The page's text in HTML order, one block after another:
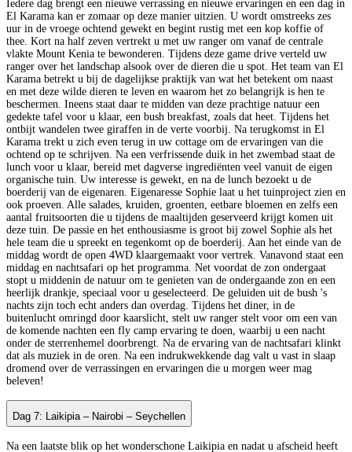
Iedere dag brengt een nieuwe verrassing en nieuwe ervaringen en een dag in
El Karama kan er zomaar op deze manier uitzien. U wordt omstreeks zes
uur in de vroege ochtend gewekt en begint rustig met een kop koffie of
thee. Kort na half zeven vertrekt u met uw ranger om vanaf de centrale
vlakte Mount Kenia te bewonderen. Tijdens deze game drive verteld uw
ranger over het landschap alsook over de dieren die u spot. Het team van El
Karama betrekt u bij de dagelijkse praktijk van wat het betekent om naast
en met deze wilde dieren te leven en waarom het zo belangrijk is hen te
beschermen. Ineens staat daar te midden van deze prachtige natuur een
gedekte tafel voor u klaar, een bush breakfast, zoals dat heet. Tijdens het
ontbijt wandelen twee giraffen in de verte voorbij. Na terugkomst in El
Karama trekt u zich even terug in uw cottage om de ervaringen van die
ochtend op te schrijven. Na een verfrissende duik in het zwembad staat de
lunch voor u klaar, bereid met dagverse ingrediënten veel vanuit de eigen
organische tuin. Uw interesse is gewekt, en na de lunch bezoekt u de
boerderij van de eigenaren. Eigenaresse Sophie laat u het tuinproject zien en
ook proeven. Alle salades, kruiden, groenten, eetbare bloemen en zelfs een
aantal fruitsoorten die u tijdens de maaltijden geserveerd krijgt komen uit
deze tuin. De passie en het enthousiasme is groot bij zowel Sophie als het
hele team die u spreekt en tegenkomt op de boerderij. Aan het einde van de
middag wordt de open 4WD klaargemaakt voor vertrek. Vanavond staat een
middag en nachtsafari op het programma. Net voordat de zon ondergaat
stopt u middenin de natuur om te genieten van de ondergaande zon en een
heerlijk drankje, speciaal voor u geselecteerd. De geluiden uit de bush 's
nachts zijn toch echt anders dan overdag. Tijdens het diner, in de
buitenlucht omringd door kaarslicht, stelt uw ranger stelt voor om een van
de komende nachten een fly camp ervaring te doen, waarbij u een nacht
onder de sterrenhemel doorbrengt. Na de ervaring van de nachtsafari klinkt
dat als muziek in de oren. Na een indrukwekkende dag valt u vast in slaap
dromend over de verrassingen en ervaringen die u morgen weer mag
beleven!
Dag 7: Laikipia – Nairobi – Seychellen
Na een laatste blik op het wonderschone Laikipia en nadat u afscheid heeft